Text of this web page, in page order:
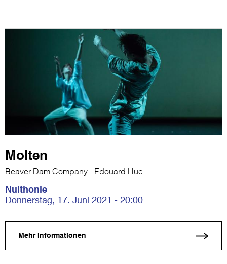
Molten
Beaver Dam Company - Edouard Hue
Nuithonie
Donnerstag, 17. Juni 2021 - 20:00
Mehr Informationen